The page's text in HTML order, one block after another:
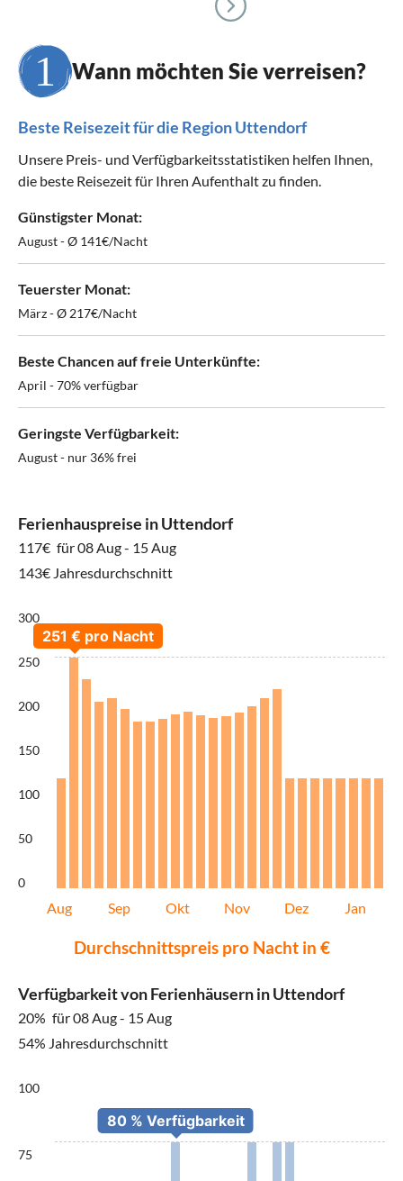
Wann möchten Sie verreisen?
Beste Reisezeit für die Region Uttendorf
Unsere Preis- und Verfügbarkeitsstatistiken helfen Ihnen,
die beste Reisezeit für Ihren Aufenthalt zu finden.
Günstigster Monat:
August - Ø 141€/Nacht
Teuerster Monat:
März - Ø 217€/Nacht
Beste Chancen auf freie Unterkünfte:
April - 70% verfügbar
Geringste Verfügbarkeit:
August - nur 36% frei
Ferienhauspreise in Uttendorf
117€ für 08 Aug - 15 Aug
143€ Jahresdurchschnitt
300
250
200
150
100
50
0
Aug Sep Okt Nov Dez Jan
Durchschnittspreis pro Nacht in €
Verfügbarkeit von Ferienhäusern in Uttendorf
20% für 08 Aug - 15 Aug
54% Jahresdurchschnitt
100
75